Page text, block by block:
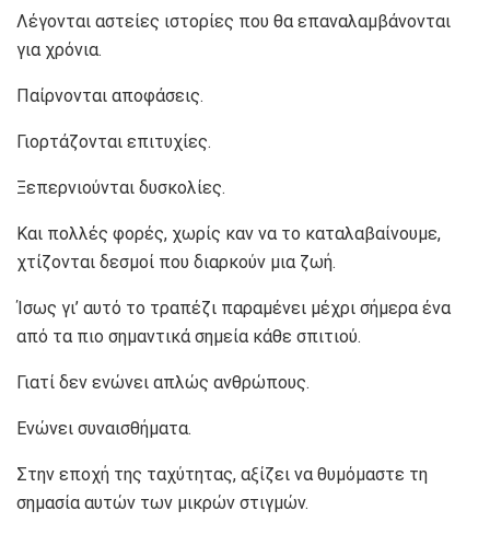
Λέγονται αστείες ιστορίες που θα επαναλαμβάνονται
για χρόνια.
Παίρνονται αποφάσεις.
Γιορτάζονται επιτυχίες.
Ξεπερνιούνται δυσκολίες.
Και πολλές φορές, χωρίς καν να το καταλαβαίνουμε,
χτίζονται δεσμοί που διαρκούν μια ζωή.
Ίσως γι’ αυτό το τραπέζι παραμένει μέχρι σήμερα ένα
από τα πιο σημαντικά σημεία κάθε σπιτιού.
Γιατί δεν ενώνει απλώς ανθρώπους.
Ενώνει συναισθήματα.
Στην εποχή της ταχύτητας, αξίζει να θυμόμαστε τη
σημασία αυτών των μικρών στιγμών.